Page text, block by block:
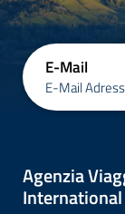
E-Mail
E-Mail
Agenzia
International